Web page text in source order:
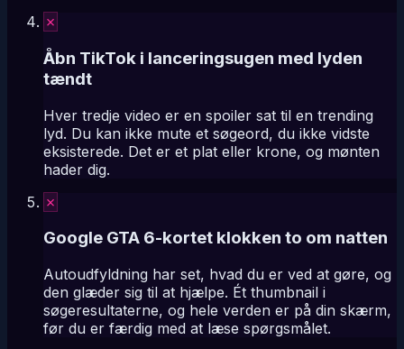
✗
Åbn TikTok i lanceringsugen med lyden
tændt
Hver tredje video er en spoiler sat til en trending
lyd. Du kan ikke mute et søgeord, du ikke vidste
eksisterede. Det er et plat eller krone, og mønten
hader dig.
✗
Google GTA 6-kortet klokken to om natten
Autoudfyldning har set, hvad du er ved at gøre, og
den glæder sig til at hjælpe. Ét thumbnail i
søgeresultaterne, og hele verden er på din skærm,
før du er færdig med at læse spørgsmålet.